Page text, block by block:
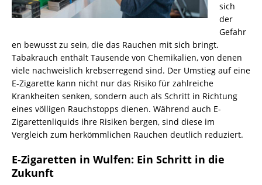
sich
der
Gefahr
en bewusst zu sein, die das Rauchen mit sich bringt.
Tabakrauch enthält Tausende von Chemikalien, von denen
viele nachweislich krebserregend sind. Der Umstieg auf eine
E-Zigarette kann nicht nur das Risiko für zahlreiche
Krankheiten senken, sondern auch als Schritt in Richtung
eines völligen Rauchstopps dienen. Während auch E-
Zigarettenliquids ihre Risiken bergen, sind diese im
Vergleich zum herkömmlichen Rauchen deutlich reduziert.
E-Zigaretten in Wulfen: Ein Schritt in die
Zukunft